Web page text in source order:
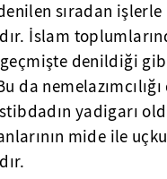
sıradan
İslam
denildiği
da
yadigarı
mide ile